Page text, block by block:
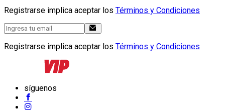
Registrarse implica aceptar los Términos y Condiciones
Registrarse implica aceptar los Términos y Condiciones
síguenos